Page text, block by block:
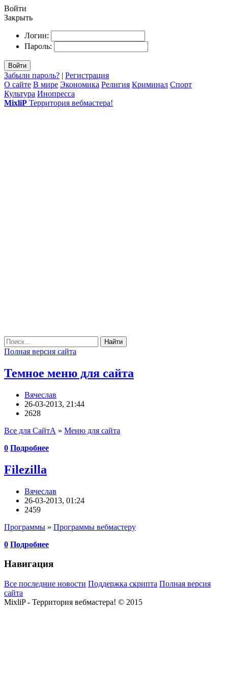
Войти
Закрыть
Логин:
Пароль:
Войти
Забыли пароль? | Регистрация
О сайте В мире Экономика Религия Криминал Спорт
Культура Инопресса
MixliP Территория вебмастера!
Найти
Полная версия сайта
Темное меню для сайта
Вячеслав
26-03-2013, 21:44
2628
Все для СайтА » Меню для сайта
0 Подробнее
Filezilla
Вячеслав
26-03-2013, 01:24
2459
Программы » Программы вебмастеру
0 Подробнее
Навигация
Все последние новости Поддержка скрипта Полная версия
сайта
MixliP - Территория вебмастера! © 2015